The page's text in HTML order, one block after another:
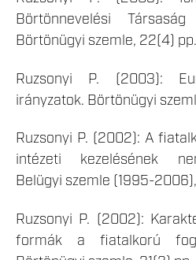
Börtönnevelési
Börtönügyi szemle, 22(4) pp.
Ruzsonyi P. (2003):
irányzatok. Börtönügyi
Ruzsonyi P. (2002): A
intézeti kezelésének
Belügyi szemle (1995-
Ruzsonyi P. (2002):
formák a fiatalkorú